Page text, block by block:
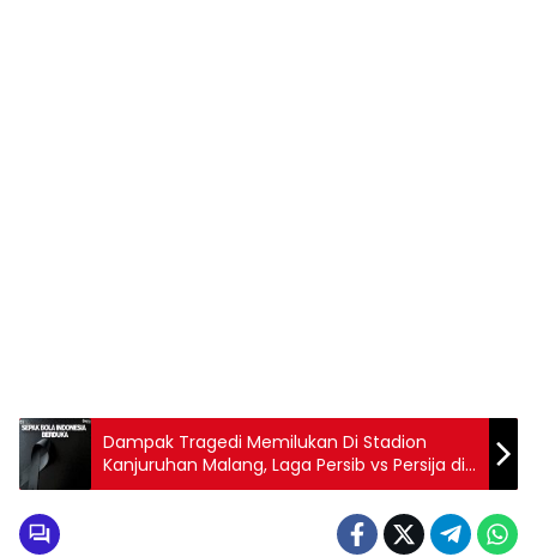
Dampak Tragedi Memilukan Di Stadion
Kanjuruhan Malang, Laga Persib vs Persija di
Tunda